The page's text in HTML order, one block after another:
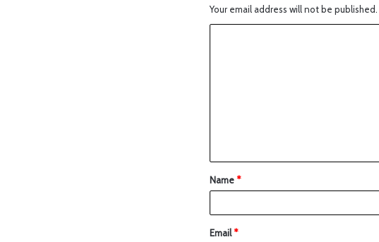
Your email address will not be published.
Name*
Email*